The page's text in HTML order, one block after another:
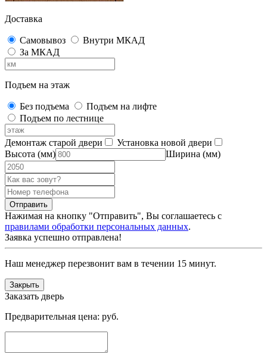
Доставка
Самовывоз
Внутри МКАД
За МКАД
Подъем на этаж
Без подъема
Подъем на лифте
Подъем по лестнице
Демонтаж старой двери
Установка новой двери
Высота (мм)
Ширина (мм)
Нажимая на кнопку "Отправить", Вы соглашаетесь с
правилами обработки персональных данных.
Заявка успешно отправлена!
Наш менеджер перезвонит вам в течении 15 минут.
Закрыть
Заказать дверь
Предварительная цена: руб.